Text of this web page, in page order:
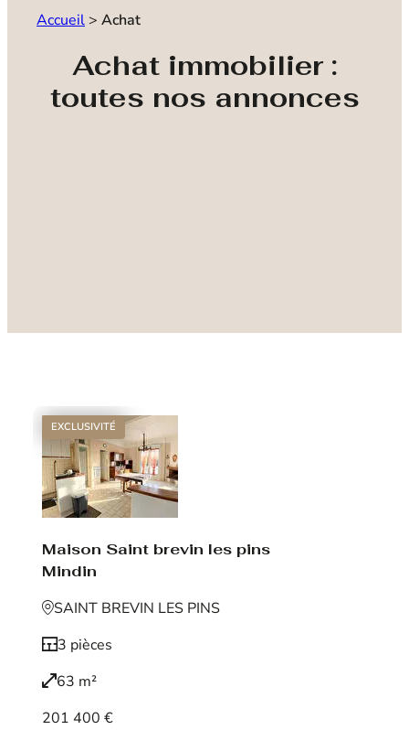
Accueil > Achat
Achat immobilier :
toutes nos annonces
EXCLUSIVITÉ
Maison Saint brevin les pins
Mindin
SAINT BREVIN LES PINS
3 pièces
63 m²
201 400 €